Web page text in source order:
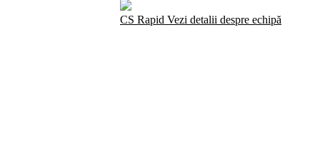
CS Rapid Vezi detalii despre echipă